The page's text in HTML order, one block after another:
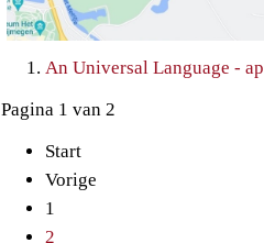
An Universal Language -
Pagina 1 van 2
Start
Vorige
1
2